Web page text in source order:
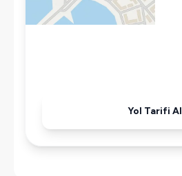
Buzdolabı
Yol Tarifi Al